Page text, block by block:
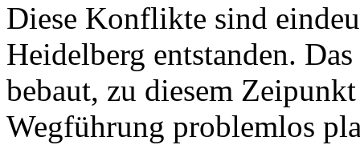
Diese Konflikte sind
Heidelberg entstanden.
bebaut, zu diesem
Wegführung problemlos